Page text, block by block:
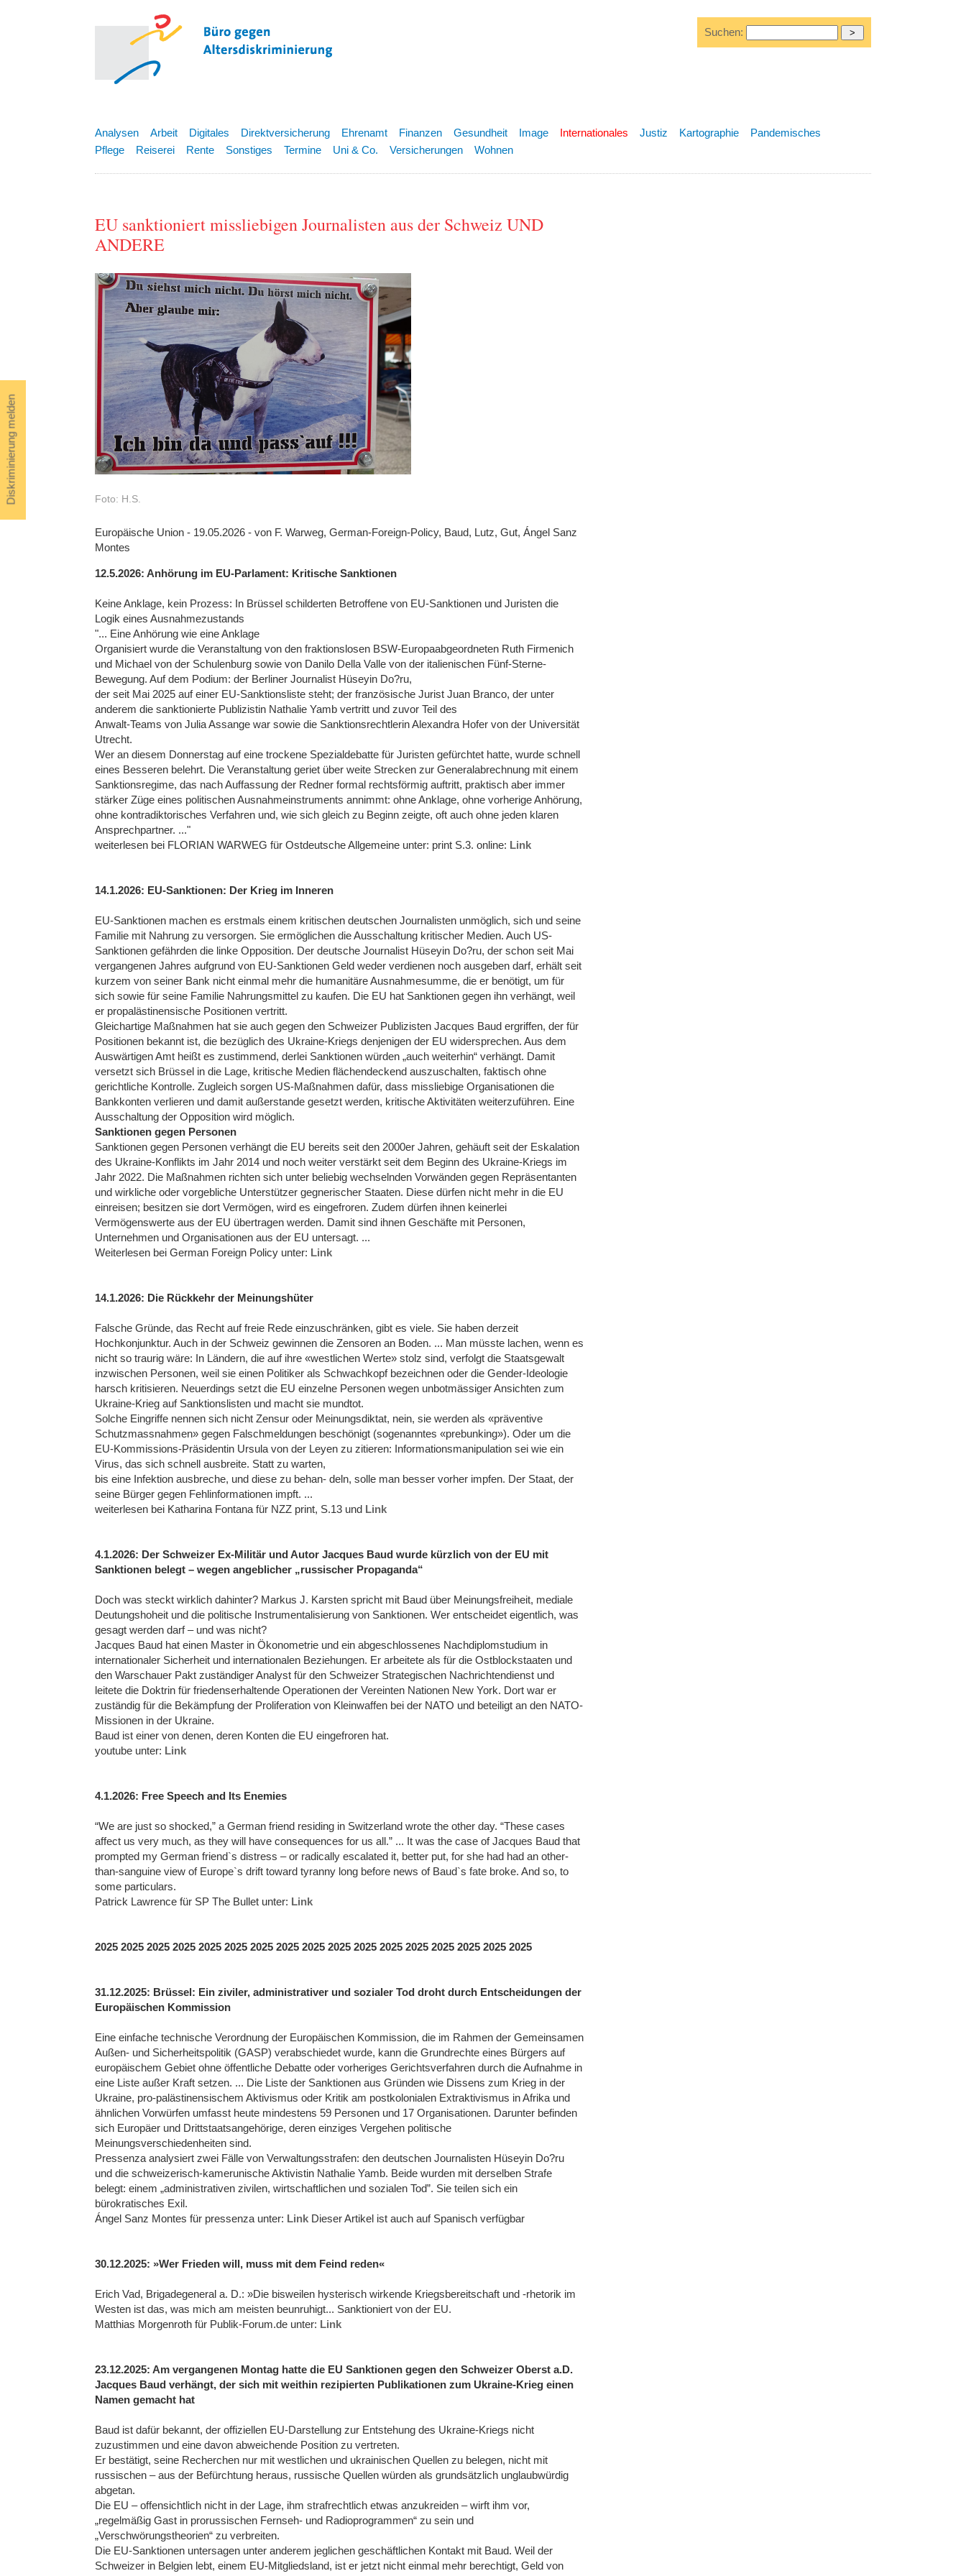
Diskriminierung melden
Suchen:
Analysen Arbeit Digitales Direktversicherung Ehrenamt Finanzen Gesundheit Image Internationales Justiz Kartographie
Pandemisches
Pflege
Reiserei Rente Sonstiges Termine Uni & Co. Versicherungen Wohnen
EU sanktioniert missliebigen Journalisten aus der Schweiz UND
ANDERE
Foto: H.S.
Europäische Union - 19.05.2026 - von F. Warweg, German-Foreign-Policy, Baud, Lutz, Gut, Ángel Sanz
Montes
12.5.2026: Anhörung im EU-Parlament: Kritische Sanktionen
Keine Anklage, kein Prozess: In Brüssel schilderten Betroffene von EU-Sanktionen und Juristen die
Logik eines Ausnahmezustands
"... Eine Anhörung wie eine Anklage
Organisiert wurde die Veranstaltung von den fraktionslosen BSW-Europaabgeordneten Ruth Firmenich
und Michael von der Schulenburg sowie von Danilo Della Valle von der italienischen Fünf-Sterne-
Bewegung. Auf dem Podium: der Berliner Journalist Hüseyin Do?ru,
der seit Mai 2025 auf einer EU-Sanktionsliste steht; der französische Jurist Juan Branco, der unter
anderem die sanktionierte Publizistin Nathalie Yamb vertritt und zuvor Teil des
Anwalt-Teams von Julia Assange war sowie die Sanktionsrechtlerin Alexandra Hofer von der Universität
Utrecht.
Wer an diesem Donnerstag auf eine trockene Spezialdebatte für Juristen gefürchtet hatte, wurde schnell
eines Besseren belehrt. Die Veranstaltung geriet über weite Strecken zur Generalabrechnung mit einem
Sanktionsregime, das nach Auffassung der Redner formal rechtsförmig auftritt, praktisch aber immer
stärker Züge eines politischen Ausnahmeinstruments annimmt: ohne Anklage, ohne vorherige Anhörung,
ohne kontradiktorisches Verfahren und, wie sich gleich zu Beginn zeigte, oft auch ohne jeden klaren
Ansprechpartner. ..."
weiterlesen bei FLORIAN WARWEG für Ostdeutsche Allgemeine unter: print S.3. online: Link
14.1.2026: EU-Sanktionen: Der Krieg im Inneren
EU-Sanktionen machen es erstmals einem kritischen deutschen Journalisten unmöglich, sich und seine
Familie mit Nahrung zu versorgen. Sie ermöglichen die Ausschaltung kritischer Medien. Auch US-
Sanktionen gefährden die linke Opposition. Der deutsche Journalist Hüseyin Do?ru, der schon seit Mai
vergangenen Jahres aufgrund von EU-Sanktionen Geld weder verdienen noch ausgeben darf, erhält seit
kurzem von seiner Bank nicht einmal mehr die humanitäre Ausnahmesumme, die er benötigt, um für
sich sowie für seine Familie Nahrungsmittel zu kaufen. Die EU hat Sanktionen gegen ihn verhängt, weil
er propalästinensische Positionen vertritt.
Gleichartige Maßnahmen hat sie auch gegen den Schweizer Publizisten Jacques Baud ergriffen, der für
Positionen bekannt ist, die bezüglich des Ukraine-Kriegs denjenigen der EU widersprechen. Aus dem
Auswärtigen Amt heißt es zustimmend, derlei Sanktionen würden „auch weiterhin“ verhängt. Damit
versetzt sich Brüssel in die Lage, kritische Medien flächendeckend auszuschalten, faktisch ohne
gerichtliche Kontrolle. Zugleich sorgen US-Maßnahmen dafür, dass missliebige Organisationen die
Bankkonten verlieren und damit außerstande gesetzt werden, kritische Aktivitäten weiterzuführen. Eine
Ausschaltung der Opposition wird möglich.
Sanktionen gegen Personen
Sanktionen gegen Personen verhängt die EU bereits seit den 2000er Jahren, gehäuft seit der Eskalation
des Ukraine-Konflikts im Jahr 2014 und noch weiter verstärkt seit dem Beginn des Ukraine-Kriegs im
Jahr 2022. Die Maßnahmen richten sich unter beliebig wechselnden Vorwänden gegen Repräsentanten
und wirkliche oder vorgebliche Unterstützer gegnerischer Staaten. Diese dürfen nicht mehr in die EU
einreisen; besitzen sie dort Vermögen, wird es eingefroren. Zudem dürfen ihnen keinerlei
Vermögenswerte aus der EU übertragen werden. Damit sind ihnen Geschäfte mit Personen,
Unternehmen und Organisationen aus der EU untersagt. ...
Weiterlesen bei German Foreign Policy unter: Link
14.1.2026: Die Rückkehr der Meinungshüter
Falsche Gründe, das Recht auf freie Rede einzuschränken, gibt es viele. Sie haben derzeit
Hochkonjunktur. Auch in der Schweiz gewinnen die Zensoren an Boden. ... Man müsste lachen, wenn es
nicht so traurig wäre: In Ländern, die auf ihre «westlichen Werte» stolz sind, verfolgt die Staatsgewalt
inzwischen Personen, weil sie einen Politiker als Schwachkopf bezeichnen oder die Gender-Ideologie
harsch kritisieren. Neuerdings setzt die EU einzelne Personen wegen unbotmässiger Ansichten zum
Ukraine-Krieg auf Sanktionslisten und macht sie mundtot.
Solche Eingriffe nennen sich nicht Zensur oder Meinungsdiktat, nein, sie werden als «präventive
Schutzmassnahmen» gegen Falschmeldungen beschönigt (sogenanntes «prebunking»). Oder um die
EU-Kommissions-Präsidentin Ursula von der Leyen zu zitieren: Informationsmanipulation sei wie ein
Virus, das sich schnell ausbreite. Statt zu warten,
bis eine Infektion ausbreche, und diese zu behan- deln, solle man besser vorher impfen. Der Staat, der
seine Bürger gegen Fehlinformationen impft. ...
weiterlesen bei Katharina Fontana für NZZ print, S.13 und Link
4.1.2026: Der Schweizer Ex-Militär und Autor Jacques Baud wurde kürzlich von der EU mit
Sanktionen belegt – wegen angeblicher „russischer Propaganda“
Doch was steckt wirklich dahinter? Markus J. Karsten spricht mit Baud über Meinungsfreiheit, mediale
Deutungshoheit und die politische Instrumentalisierung von Sanktionen. Wer entscheidet eigentlich, was
gesagt werden darf – und was nicht?
Jacques Baud hat einen Master in Ökonometrie und ein abgeschlossenes Nachdiplomstudium in
internationaler Sicherheit und internationalen Beziehungen. Er arbeitete als für die Ostblockstaaten und
den Warschauer Pakt zuständiger Analyst für den Schweizer Strategischen Nachrichtendienst und
leitete die Doktrin für friedenserhaltende Operationen der Vereinten Nationen New York. Dort war er
zuständig für die Bekämpfung der Proliferation von Kleinwaffen bei der NATO und beteiligt an den NATO-
Missionen in der Ukraine.
Baud ist einer von denen, deren Konten die EU eingefroren hat.
youtube unter: Link
4.1.2026: Free Speech and Its Enemies
“We are just so shocked,” a German friend residing in Switzerland wrote the other day. “These cases
affect us very much, as they will have consequences for us all.” ... It was the case of Jacques Baud that
prompted my German friend`s distress – or radically escalated it, better put, for she had had an other-
than-sanguine view of Europe`s drift toward tyranny long before news of Baud`s fate broke. And so, to
some particulars.
Patrick Lawrence für SP The Bullet unter: Link
2025 2025 2025 2025 2025 2025 2025 2025 2025 2025 2025 2025 2025 2025 2025 2025 2025
31.12.2025: Brüssel: Ein ziviler, administrativer und sozialer Tod droht durch Entscheidungen der
Europäischen Kommission
Eine einfache technische Verordnung der Europäischen Kommission, die im Rahmen der Gemeinsamen
Außen- und Sicherheitspolitik (GASP) verabschiedet wurde, kann die Grundrechte eines Bürgers auf
europäischem Gebiet ohne öffentliche Debatte oder vorheriges Gerichtsverfahren durch die Aufnahme in
eine Liste außer Kraft setzen. ... Die Liste der Sanktionen aus Gründen wie Dissens zum Krieg in der
Ukraine, pro-palästinensischem Aktivismus oder Kritik am postkolonialen Extraktivismus in Afrika und
ähnlichen Vorwürfen umfasst heute mindestens 59 Personen und 17 Organisationen. Darunter befinden
sich Europäer und Drittstaatsangehörige, deren einziges Vergehen politische
Meinungsverschiedenheiten sind.
Pressenza analysiert zwei Fälle von Verwaltungsstrafen: den deutschen Journalisten Hüseyin Do?ru
und die schweizerisch-kamerunische Aktivistin Nathalie Yamb. Beide wurden mit derselben Strafe
belegt: einem „administrativen zivilen, wirtschaftlichen und sozialen Tod”. Sie teilen sich ein
bürokratisches Exil.
Ángel Sanz Montes für pressenza unter: Link Dieser Artikel ist auch auf Spanisch verfügbar
30.12.2025: »Wer Frieden will, muss mit dem Feind reden«
Erich Vad, Brigadegeneral a. D.: »Die bisweilen hysterisch wirkende Kriegsbereitschaft und -rhetorik im
Westen ist das, was mich am meisten beunruhigt... Sanktioniert von der EU.
Matthias Morgenroth für Publik-Forum.de unter: Link
23.12.2025: Am vergangenen Montag hatte die EU Sanktionen gegen den Schweizer Oberst a.D.
Jacques Baud verhängt, der sich mit weithin rezipierten Publikationen zum Ukraine-Krieg einen
Namen gemacht hat
Baud ist dafür bekannt, der offiziellen EU-Darstellung zur Entstehung des Ukraine-Kriegs nicht
zuzustimmen und eine davon abweichende Position zu vertreten.
Er bestätigt, seine Recherchen nur mit westlichen und ukrainischen Quellen zu belegen, nicht mit
russischen – aus der Befürchtung heraus, russische Quellen würden als grundsätzlich unglaubwürdig
abgetan.
Die EU – offensichtlich nicht in der Lage, ihm strafrechtlich etwas anzukreiden – wirft ihm vor,
„regelmäßig Gast in prorussischen Fernseh- und Radioprogrammen“ zu sein und
„Verschwörungstheorien“ zu verbreiten.
Die EU-Sanktionen untersagen unter anderem jeglichen geschäftlichen Kontakt mit Baud. Weil der
Schweizer in Belgien lebt, einem EU-Mitgliedsland, ist er jetzt nicht einmal mehr berechtigt, Geld von